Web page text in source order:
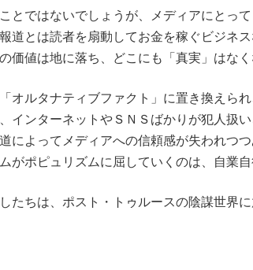
とではないでしょうが、メディアにとって
道とは読者を扇動してお金を稼ぐビジネ
価値は地に落ち、どこにも「真実」はなく
オルタナティブファクト」に置き換えら
インターネットやＳＮＳばかりが犯人扱
によってメディアへの信頼感が失われつ
がポピュリズムに屈していくのは、自業自
たちは、ポスト・トゥルースの陰謀世界